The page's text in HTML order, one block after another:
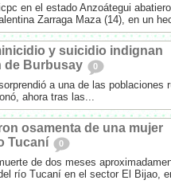
en el estado Anzoátegui
Zarraga Maza (14), en un
y suicidio indignan
de Burbusay
0
a una de las poblaciones
ahora tras las...
osamenta de una mujer
Tucaní
0
de dos meses
río Tucaní en el sector El Bijao,